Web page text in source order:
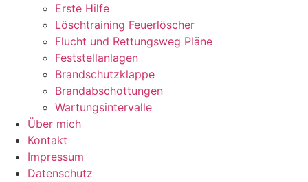
Erste Hilfe
Löschtraining Feuerlöscher
Flucht und Rettungsweg Pläne
Feststellanlagen
Brandschutzklappe
Brandabschottungen
Wartungsintervalle
Über mich
Kontakt
Impressum
Datenschutz